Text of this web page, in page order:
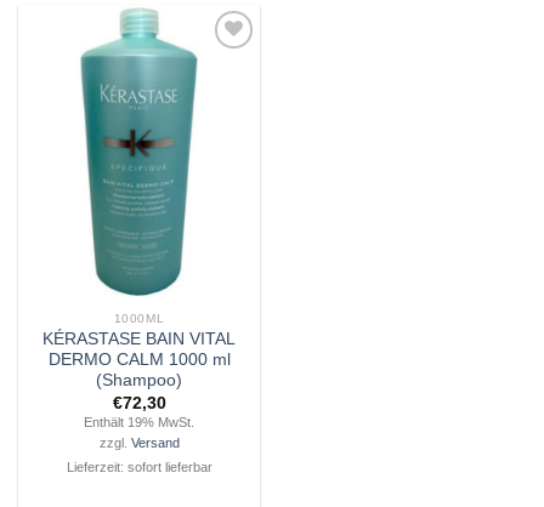
Wunschliste
hinzufügen
1000ML
KÉRASTASE BAIN VITAL
DERMO CALM 1000 ml
(Shampoo)
€72,30
Enthält 19% MwSt.
zzgl. Versand
Lieferzeit: sofort lieferbar